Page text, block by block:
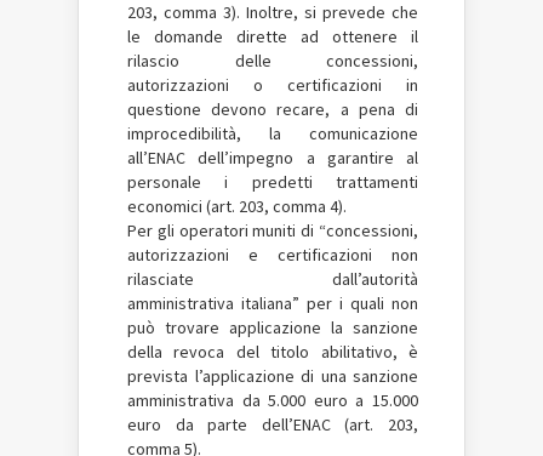
203, comma 3). Inoltre, si prevede che
le domande dirette ad ottenere il
rilascio delle concessioni,
autorizzazioni o certificazioni in
questione devono recare, a pena di
improcedibilità, la comunicazione
all’ENAC dell’impegno a garantire al
personale i predetti trattamenti
economici (art. 203, comma 4).
Per gli operatori muniti di “concessioni,
autorizzazioni e certificazioni non
rilasciate dall’autorità
amministrativa italiana” per i quali non
può trovare applicazione la sanzione
della revoca del titolo abilitativo, è
prevista l’applicazione di una sanzione
amministrativa da 5.000 euro a 15.000
euro da parte dell’ENAC (art. 203,
comma 5).